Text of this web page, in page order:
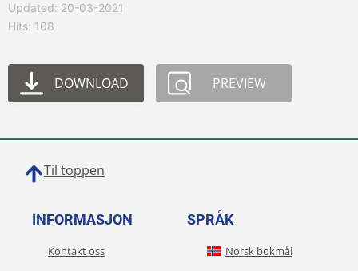
Updated: 20-03-2021
Hits: 108
DOWNLOAD PREVIEW
Til toppen
INFORMASJON
Kontakt oss
SPRÅK
Norsk bokmål